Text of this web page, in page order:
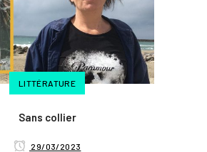
LITTÉRATURE
Sans collier
29/03/2023